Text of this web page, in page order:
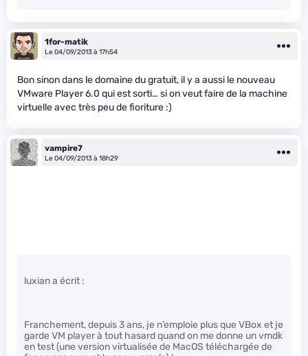
1for-matik
Le 04/09/2013 à 17h54
Bon sinon dans le domaine du gratuit, il y a aussi le nouveau
VMware Player 6.0 qui est sorti… si on veut faire de la machine
virtuelle avec très peu de fioriture :)
vampire7
Le 04/09/2013 à 18h29
luxian a écrit :
Franchement, depuis 3 ans, je n’emploie plus que VBox et je
garde VM player à tout hasard quand on me donne un vmdk
en test (une version virtualisée de MacOS téléchargée de